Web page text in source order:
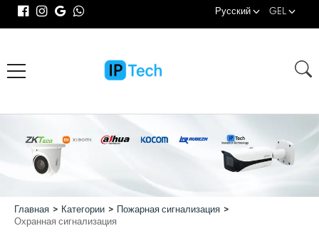
Русский GEL
Главная Категории
Пожарная сигнализация
Охранная сигнализация